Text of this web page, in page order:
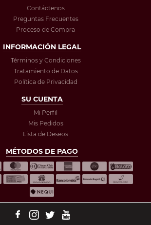
Contáctenos
Preguntas Frecuentes
Proceso de Compra
INFORMACIÓN LEGAL
Términos y Condiciones
Tratamiento de Datos
Política de Privacidad
SU CUENTA
Mi Perfil
Mis Pedidos
Lista de Deseos
MÉTODOS DE PAGO